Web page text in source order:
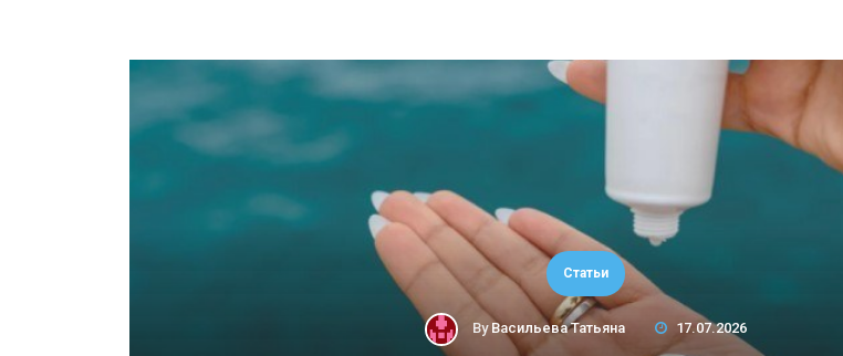
Статьи
By Васильева Татьяна 17.07.2026